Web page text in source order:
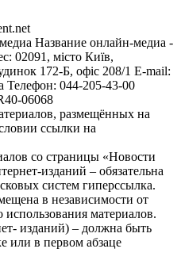
Название онлайн-медиа -
02091, місто Київ,
172-Б, офіс 208/1 E-mail:
Телефон: 044-205-43-00
06068
размещённых на
ссылки на
со страницы «Новости
изданий – обязательна
систем гиперссылка.
в независимости от
материалов.
изданий) – должна быть
или в первом абзаце